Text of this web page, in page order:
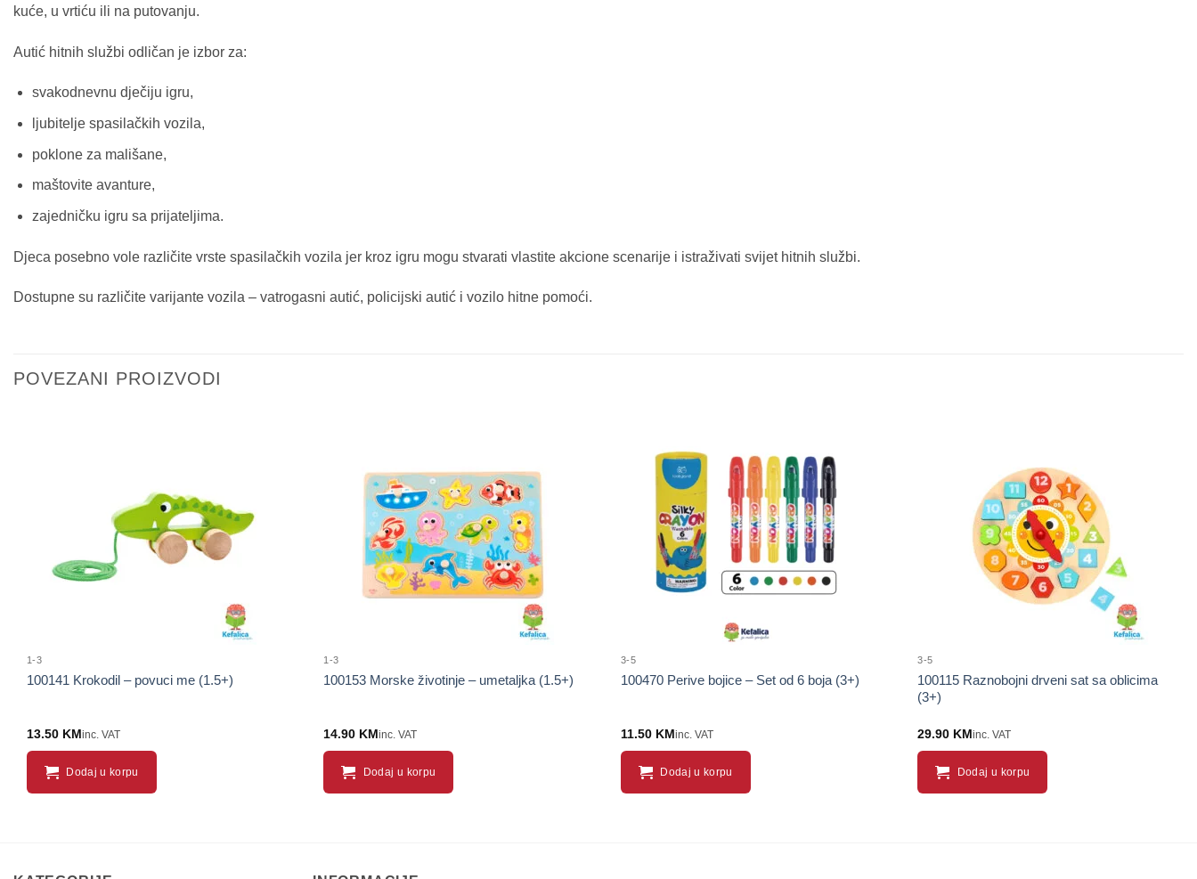
kuće, u vrtiću ili na putovanju.
Autić hitnih službi odličan je izbor za:
svakodnevnu dječiju igru,
ljubitelje spasilačkih vozila,
poklone za mališane,
maštovite avanture,
zajedničku igru sa prijateljima.
Djeca posebno vole različite vrste spasilačkih vozila jer kroz igru mogu stvarati vlastite akcione scenarije i istraživati svijet hitnih službi.
Dostupne su različite varijante vozila – vatrogasni autić, policijski autić i vozilo hitne pomoći.
POVEZANI PROIZVODI
1-3
100141 Krokodil – povuci me (1.5+)
13.50 KMinc. VAT
Dodaj u korpu
Sačuvaj
proizvod
1-3
100153 Morske životinje – umetaljka (1.5+)
14.90 KMinc. VAT
Dodaj u korpu
Sačuvaj
proizvod
3-5
100470 Perive bojice – Set od 6 boja (3+)
11.50 KMinc. VAT
Dodaj u korpu
3-5
100115 Raznobojni drveni sat sa oblicima
(3+)
29.90 KMinc. VAT
Dodaj u korpu